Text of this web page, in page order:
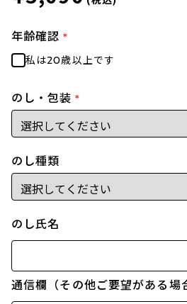
年齢確認 *
私は20歳以上です
のし・包装 *
のし種類
のし氏名
通信欄（その他ご要望がある場